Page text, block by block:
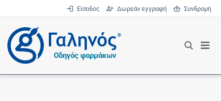
Είσοδος Δωρεάν εγγραφή Συνδρομή
®
Οδηγός φαρμάκων